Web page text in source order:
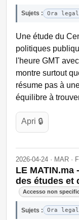
Sujets : Ora
Une étude du
politiques
l'heure GMT
montre surtout
résume pas à
équilibre à
Apri 🔒
2026-04-24 · MAR ·
LE MATIN.ma
des études et
Accesso non
Sujets : Ora